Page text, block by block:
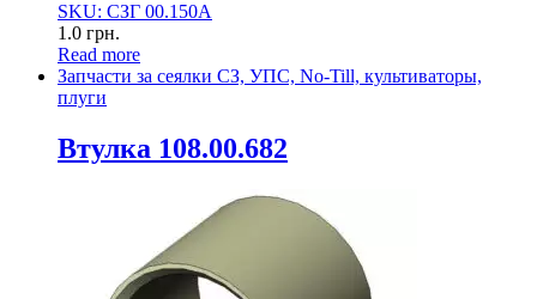
SKU: СЗГ 00.150А
1.0 грн.
Read more
Запчасти за сеялки СЗ, УПС, No-Till, культиваторы,
плуги
Втулка 108.00.682